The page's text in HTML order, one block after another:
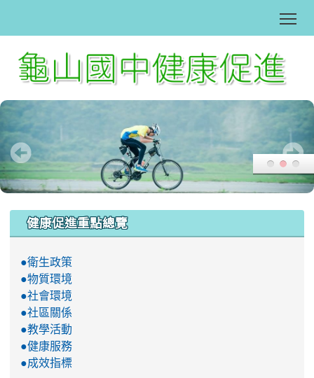
健康促進重點總覽
●衛生政策
●物質環境
●社會環境
●社區關係
●教學活動
●健康服務
●成效指標